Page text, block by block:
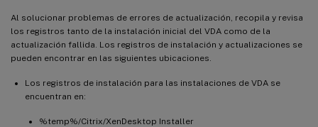
Al solucionar problemas de errores de actualización, recopila y revisa
los registros tanto de la instalación inicial del VDA como de la
actualización fallida. Los registros de instalación y actualizaciones se
pueden encontrar en las siguientes ubicaciones.
Los registros de instalación para las instalaciones de VDA se
encuentran en:
%temp%/Citrix/XenDesktop Installer